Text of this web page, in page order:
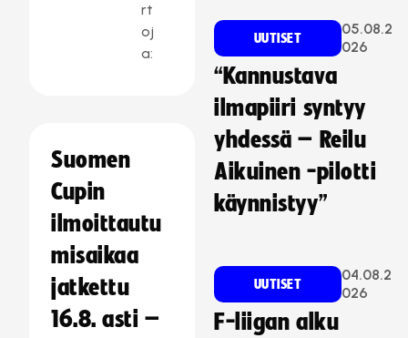
rt
oj
a:
Suomen
Cupin
ilmoittautu
misaikaa
jatkettu
16.8. asti –
UUTISET
05.08.2
026
“Kannustava
ilmapiiri syntyy
yhdessä – Reilu
Aikuinen -pilotti
käynnistyy”
UUTISET
04.08.2
026
F-liigan alku